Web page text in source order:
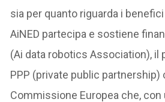
sia per quanto riguarda i
AiNED partecipa e sostiene
(Ai data robotics Association), il
PPP (private public partnership)
Commissione Europea che,